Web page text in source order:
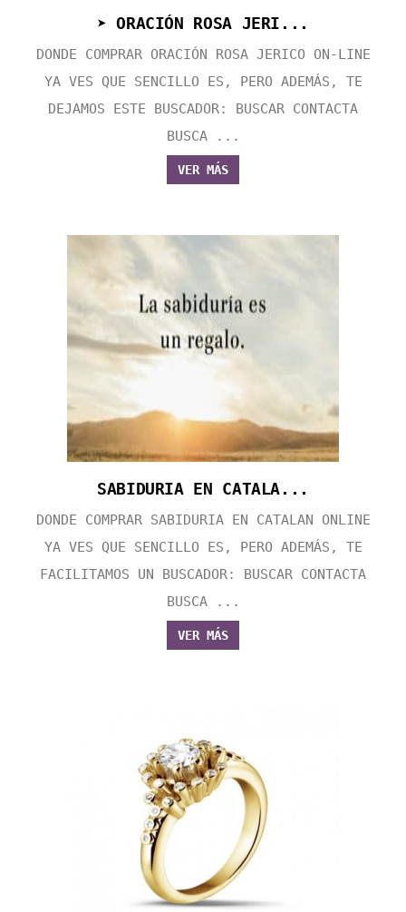
➤ ORACIÓN ROSA JERI...
DONDE COMPRAR ORACIÓN ROSA JERICO ON-LINE
YA VES QUE SENCILLO ES, PERO ADEMÁS, TE
DEJAMOS ESTE BUSCADOR: BUSCAR CONTACTA
BUSCA ...
VER MÁS
SABIDURIA EN CATALA...
DONDE COMPRAR SABIDURIA EN CATALAN ONLINE
YA VES QUE SENCILLO ES, PERO ADEMÁS, TE
FACILITAMOS UN BUSCADOR: BUSCAR CONTACTA
BUSCA ...
VER MÁS